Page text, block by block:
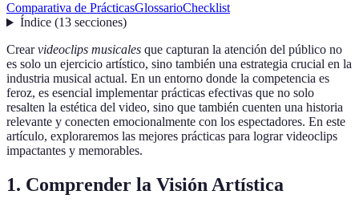
Comparativa de PrácticasGlossarioChecklist
Índice(13 secciones)
Crearvideoclips musicales que capturan la atención del público no
es solo un ejercicio artístico, sino también una estrategia crucial en la
industria musical actual. En un entorno donde la competencia es
feroz, es esencial implementar prácticas efectivas que no solo
resalten la estética del video, sino que también cuenten una historia
relevante y conecten emocionalmente con los espectadores. En este
artículo, exploraremos las mejores prácticas para lograr videoclips
impactantes y memorables.
1. Comprender la Visión Artística